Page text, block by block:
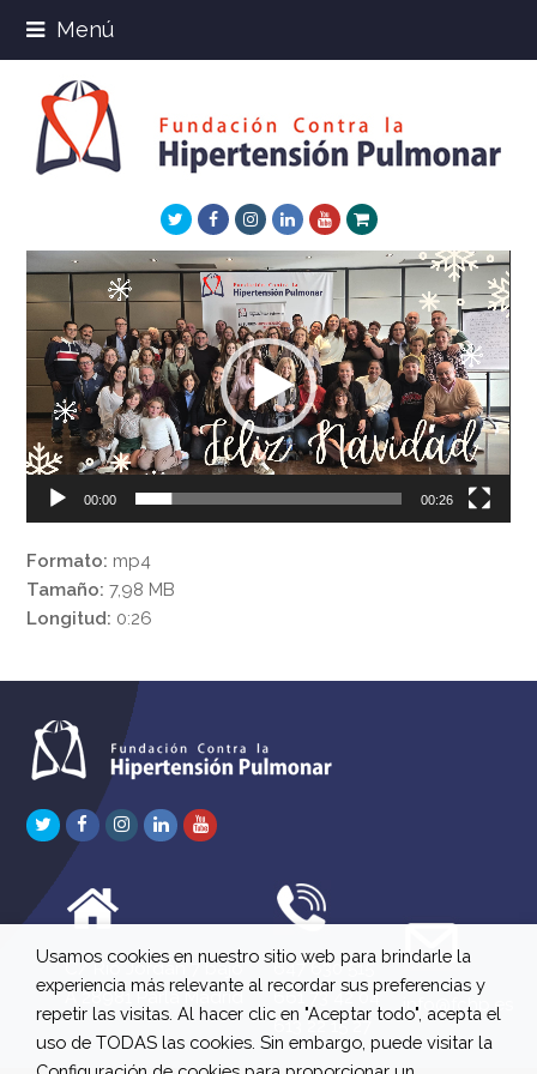
Menú
TwitterFacebookInstagram
LinkedInYoutube
Xing
Reproductor
de
vídeo
00:00 00:26
Formato: mp4
Tamaño:7,98 MB
Longitud: 0:26
TwitterFacebook
Instagram
LinkedInYoutube
C/ Río Jordán 7 bajo
A 28981 Parla Madrid
647 630 515
661 73 42 04
613 22 15 27
info@fchp.es
Usamos cookies en nuestro sitio web para brindarle la
experiencia más relevante al recordar sus preferencias y
repetir las visitas. Al hacer clic en "Aceptar todo", acepta el
uso de TODAS las cookies. Sin embargo, puede visitar la